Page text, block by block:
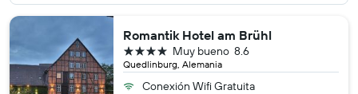
Romantik Hotel am Brühl
Quedlinburg, Alemania
8.6
Muy bueno
4 estrellas
Conexión Wifi Gratuita